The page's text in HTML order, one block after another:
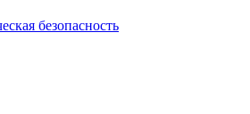
безопасность